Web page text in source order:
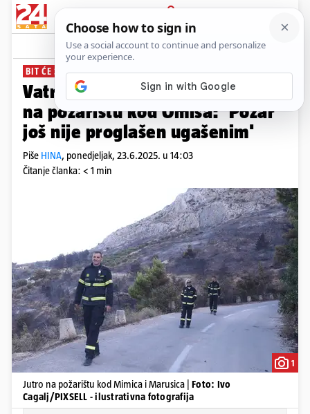
PRIJAVA
News Komentari
BIT ĆE 30 VATROGASACA
Vatrogasci nastavljaju dežurati
na požarištu kod Omiša: 'Požar
još nije proglašen ugašenim'
Piše HINA, ponedjeljak, 23.6.2025. u 14:03
Čitanje članka: < 1 min
1
Jutro na požarištu kod Mimica i Marusica | Foto: Ivo
Cagalj/PIXSELL - ilustrativna fotografija